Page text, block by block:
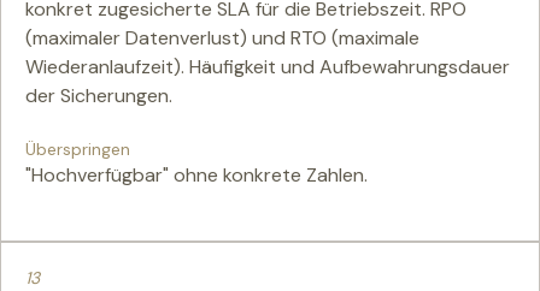
konkret zugesicherte SLA für die Betriebszeit. RPO
(maximaler Datenverlust) und RTO (maximale
Wiederanlaufzeit). Häufigkeit und Aufbewahrungsdauer
der Sicherungen.
Überspringen
"Hochverfügbar" ohne konkrete Zahlen.
13